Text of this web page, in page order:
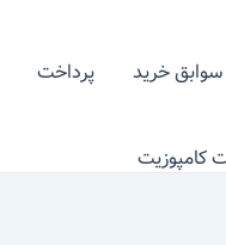
سوابق خرید پرداخت